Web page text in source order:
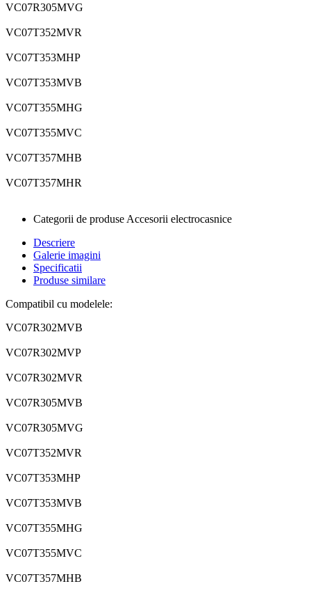
VC07R305MVG
VC07T352MVR
VC07T353MHP
VC07T353MVB
VC07T355MHG
VC07T355MVC
VC07T357MHB
VC07T357MHR
Categorii de produse Accesorii electrocasnice
Descriere
Galerie imagini
Specificatii
Produse similare
Compatibil cu modelele:
VC07R302MVB
VC07R302MVP
VC07R302MVR
VC07R305MVB
VC07R305MVG
VC07T352MVR
VC07T353MHP
VC07T353MVB
VC07T355MHG
VC07T355MVC
VC07T357MHB